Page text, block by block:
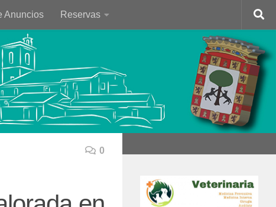
Anuncios Reservas
0